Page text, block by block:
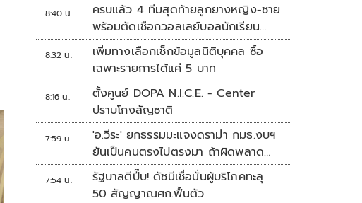
8:40 น.
ครบแล้ว 4 ทีมสุดท้ายลูกยางหญิง-ชาย
พร้อมตัดเชือกวอลเลย์บอลนักเรียน
แชมป์กีฬา '7HD 2026'
8:32 น.
เพิ่มทางเลือกเช็กข้อมูลนิติบุคคล ซื้อ
เฉพาะรายการได้แค่ 5 บาท
8:16 น.
ตั้งศูนย์ DOPA N.I.C.E. - Center
ปราบโกงสัญชาติ
7:59 น.
'อ.วีระ' ยกธรรมมะแจงดราม่า กมธ.งบฯ
ยันเป็นคนตรงไปตรงมา ถ้าผิดพลาด
พร้อมขอโทษ
7:54 น.
รัฐบาลตีปี๊บ! ดัชนีเชื่อมั่นผู้บริโภคทะลุ
50 สัญญาณศก.ฟื้นตัว